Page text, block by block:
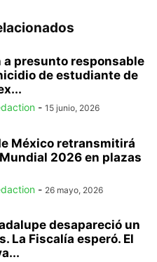
a presunto responsable
de estudiante de
- 15 junio, 2026
México retransmitirá
2026 en plazas
- 26 mayo, 2026
desapareció un
La Fiscalía esperó. El